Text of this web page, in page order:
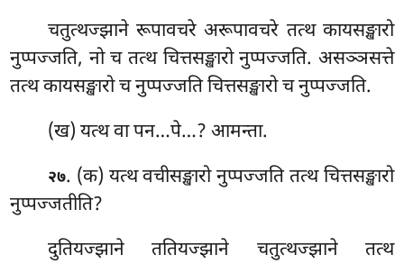
चतुत्थज्झाने रूपावचरे अरूपावचरे तत्थ कायसङ्खारो
नुप्पज्जति, नो च तत्थ चित्तसङ्खारो नुप्पज्जति. असञ्ञसत्ते
तत्थ कायसङ्खारो च नुप्पज्जति चित्तसङ्खारो च नुप्पज्जति.
(ख) यत्थ वा पन…पे…? आमन्ता.
२७. (क) यत्थवचीसङ्खारो नुप्पज्जति तत्थ चित्तसङ्खारो
नुप्पज्जतीति?
दुतियज्झाने ततियज्झाने चतुत्थज्झाने तत्थ